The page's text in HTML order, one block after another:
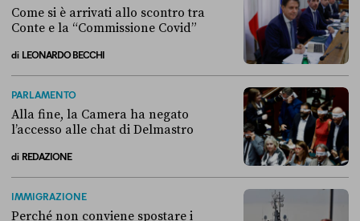
Come si è arrivati allo scontro tra
Conte e la “Commissione Covid”
di LEONARDO BECCHI
PARLAMENTO
Alla fine, la Camera ha negato
l’accesso alle chat di Delmastro
di REDAZIONE
IMMIGRAZIONE
Perché non conviene spostare i